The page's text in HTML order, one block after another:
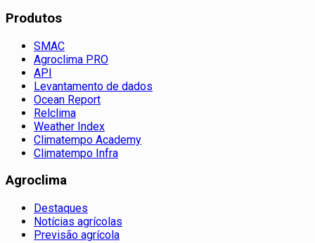
Produtos
SMAC
Agroclima PRO
API
Levantamento de dados
Ocean Report
Relclima
Weather Index
Climatempo Academy
Climatempo Infra
Agroclima
Destaques
Notícias agrícolas
Previsão agrícola